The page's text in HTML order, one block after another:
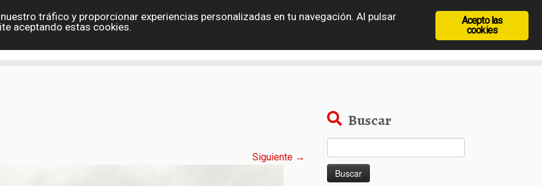
Eslovaquia España Holanda Polonia Grecia Rep. Checa Hungría
Rumanía
Siguiente →
Buscar
Acepto las
cookies
tráfico y proporcionar experiencias personalizadas en tu navegación. Al pulsar
aceptando estas cookies.